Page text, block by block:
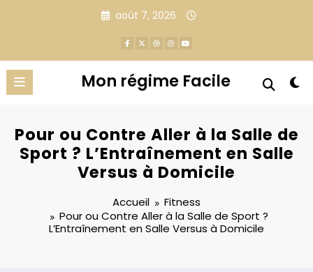
août 7, 2026
Mon régime Facile
Pour ou Contre Aller à la Salle de
Sport ? L’Entraînement en Salle
Versus à Domicile
Accueil
Fitness
Pour ou Contre Aller à la Salle de Sport ?
L’Entraînement en Salle Versus à Domicile